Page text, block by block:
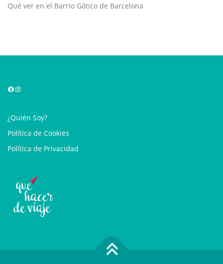
Qué ver en el Barrio Gótico de Barcelona
Facebook
Instagram
¿Quién Soy?
Política de Cookies
Política de Privacidad